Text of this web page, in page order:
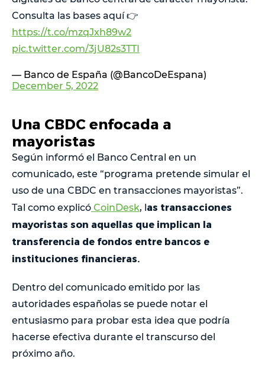
Consulta las bases aquí 👉
https://t.co/mzqJxh89w2
pic.twitter.com/3jU82s3TTI
— Banco de España (@BancoDeEspana)
December 5, 2022
Una CBDC enfocada a
mayoristas
Según informó el Banco Central en un
comunicado, este “programa pretende simular el
uso de una CBDC en transacciones mayoristas”.
Tal como explicó CoinDesk, las transacciones
mayoristas son aquellas que implican la
transferencia de fondos entre bancos e
instituciones financieras.
Dentro del comunicado emitido por las
autoridades españolas se puede notar el
entusiasmo para probar esta idea que podría
hacerse efectiva durante el transcurso del
próximo año.